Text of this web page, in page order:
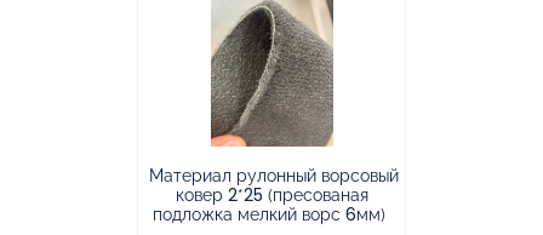
Материал рулонный ворсовый
ковер 2*25 (пресованая
подложка мелкий ворс 6мм)